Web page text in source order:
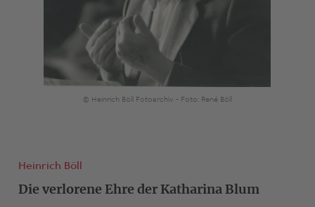
© Heinrich Böll Fotoarchiv - Foto: René Böll
Heinrich Böll
Die verlorene Ehre der Katharina Blum